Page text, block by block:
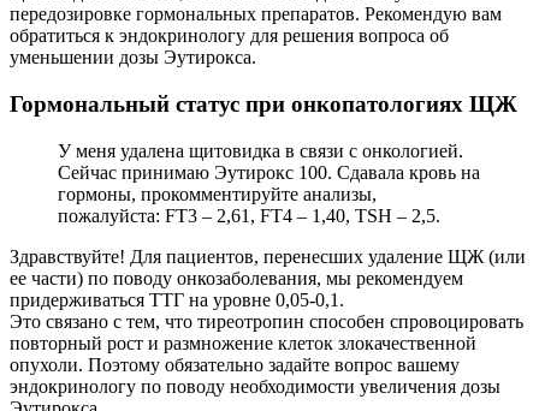
передозировке гормональных препаратов. Рекомендую вам
обратиться к эндокринологу для решения вопроса об
уменьшении дозы Эутирокса.
Гормональный статус при онкопатологиях ЩЖ
У меня удалена щитовидка в связи с онкологией.
Сейчас принимаю Эутирокс 100. Сдавала кровь на
гормоны, прокомментируйте анализы,
пожалуйста: FT3 – 2,61, FT4 – 1,40, TSH – 2,5.
Здравствуйте! Для пациентов, перенесших удаление ЩЖ (или
ее части) по поводу онкозаболевания, мы рекомендуем
придерживаться ТТГ на уровне 0,05-0,1.
Это связано с тем, что тиреотропин способен спровоцировать
повторный рост и размножение клеток злокачественной
опухоли. Поэтому обязательно задайте вопрос вашему
эндокринологу по поводу необходимости увеличения дозы